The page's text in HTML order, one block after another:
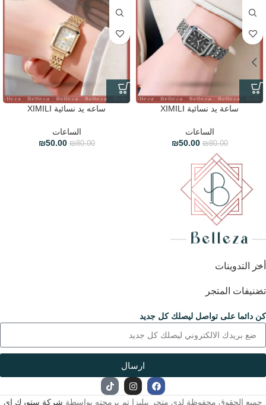
ساعة يد نسائية XIMILI
الساعات
₪80.00
₪50.00
ساعه يد نسائية XIMILI
الساعات
₪80.00
₪50.00
أخر التدوينات
تصنيفات المتجر
كن دائما على تواصل ليصلك كل جديد
ارسال
جميع الحقوق محفوظة لدى متجر بيليزا تم برمجته بواسطة شركة ستورك اي